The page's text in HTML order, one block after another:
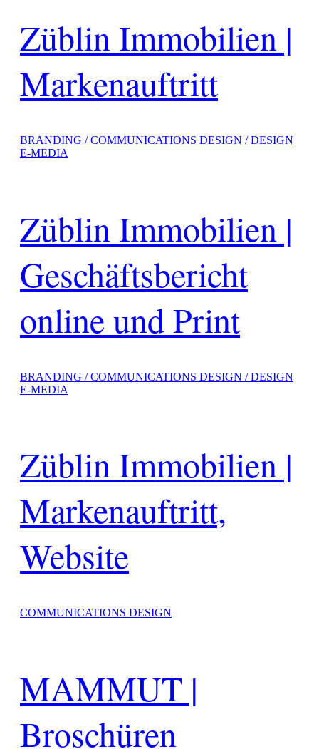
Züblin Immobilien |
Markenauftritt
BRANDING / COMMUNICATIONS DESIGN / DESIGN
E-MEDIA
Züblin Immobilien |
Geschäftsbericht
online und Print
BRANDING / COMMUNICATIONS DESIGN / DESIGN
E-MEDIA
Züblin Immobilien |
Markenauftritt,
Website
COMMUNICATIONS DESIGN
MAMMUT |
Broschüren